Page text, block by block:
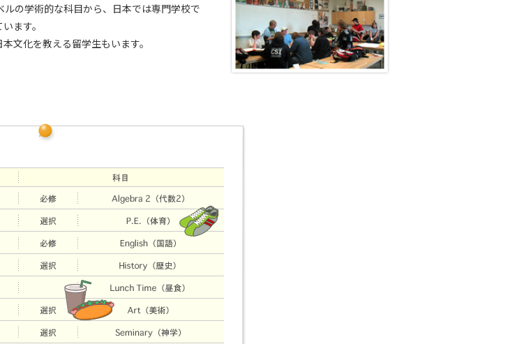
の学術的な科目から、日本では専門学校で
ます。
文化を教える留学生もいます。